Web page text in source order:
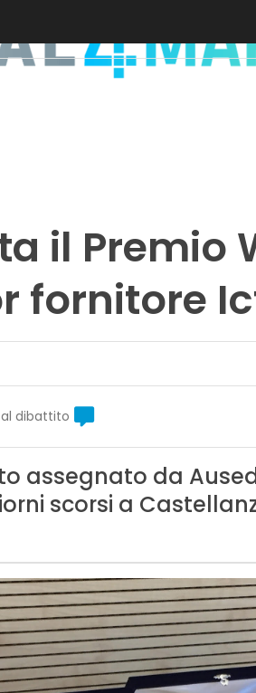
il Premio
fornitore
dibattito
assegnato da
scorsi a